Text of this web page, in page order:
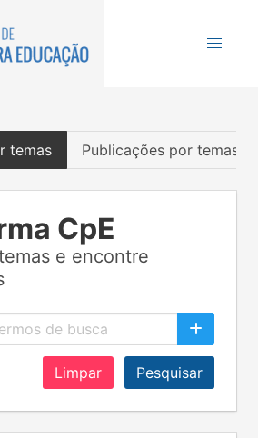
temas Publicações por temas
CpE
e encontre
Limpar Pesquisar